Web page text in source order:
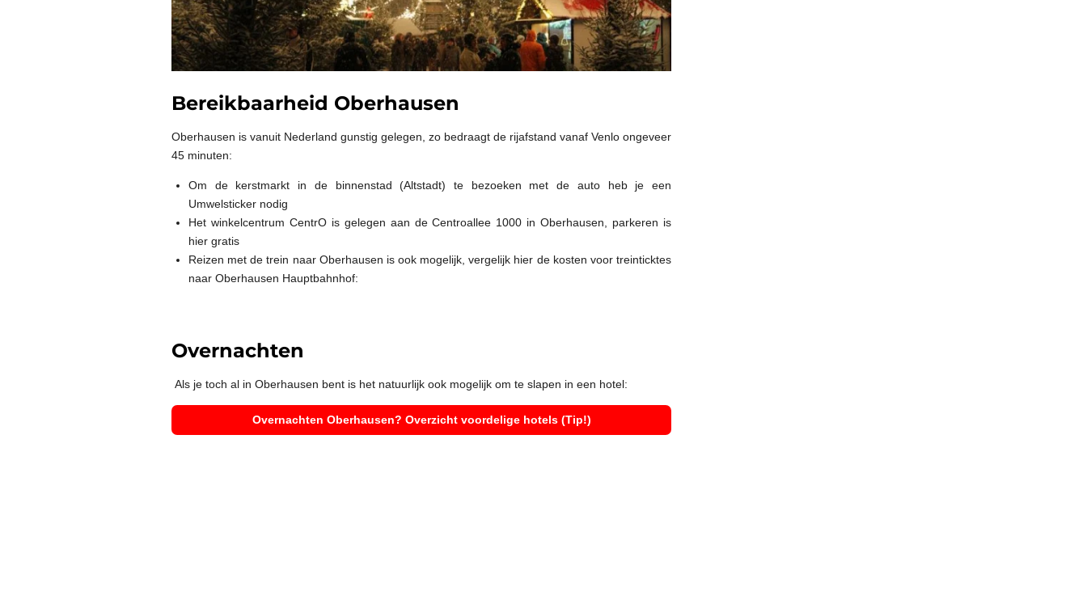
Bereikbaarheid Oberhausen
Oberhausen is vanuit Nederland gunstig gelegen, zo bedraagt de rijafstand vanaf Venlo ongeveer
45 minuten:
Om de kerstmarkt in de binnenstad (Altstadt) te bezoeken met de auto heb je een
Umwelsticker nodig
Het winkelcentrum CentrO is gelegen aan de Centroallee 1000 in Oberhausen, parkeren is
hier gratis
Reizen met de trein naar Oberhausen is ook mogelijk, vergelijk hier de kosten voor treinticktes
naar Oberhausen Hauptbahnhof:
Overnachten
Als je toch al in Oberhausen bent is het natuurlijk ook mogelijk om te slapen in een hotel:
Overnachten Oberhausen? Overzicht voordelige hotels (Tip!)